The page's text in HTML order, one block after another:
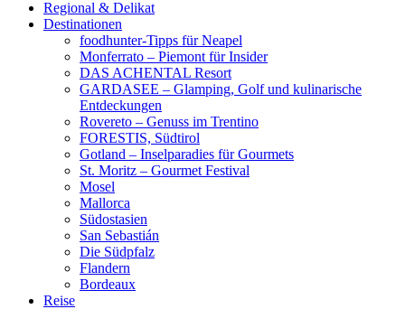
Regional & Delikat
Destinationen
foodhunter-Tipps für Neapel
Monferrato – Piemont für Insider
DAS ACHENTAL Resort
GARDASEE – Glamping, Golf und kulinarische
Entdeckungen
Rovereto – Genuss im Trentino
FORESTIS, Südtirol
Gotland – Inselparadies für Gourmets
St. Moritz – Gourmet Festival
Mosel
Mallorca
Südostasien
San Sebastián
Die Südpfalz
Flandern
Bordeaux
Reise